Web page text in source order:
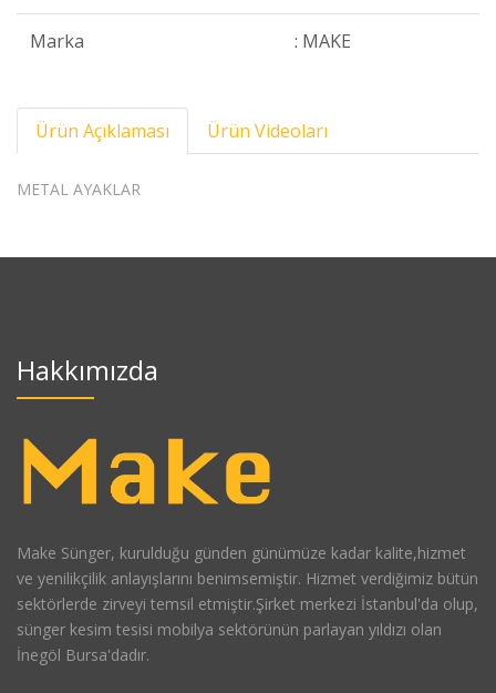
Marka : MAKE
Ürün Açıklaması Ürün Videoları
METAL AYAKLAR
Hakkımızda
Make Sünger, kurulduğu günden günümüze kadar kalite,hizmet
ve yenilikçilik anlayışlarını benimsemiştir. Hizmet verdiğimiz bütün
sektörlerde zirveyi temsil etmiştir.Şirket merkezi İstanbul'da olup,
sünger kesim tesisi mobilya sektörünün parlayan yıldızı olan
İnegöl Bursa'dadır.